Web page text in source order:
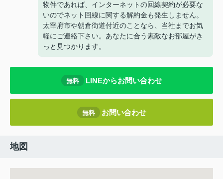
物件であれば、インターネットの回線契約が必要な
いのでネット回線に関する解約金も発生しません。
太宰府市や朝倉街道付近のことなら、当社までお気
軽にご連絡下さい。あなたに合う素敵なお部屋がき
っと見つかります。
無料 LINEからお問い合わせ
無料 お問い合わせ
地図